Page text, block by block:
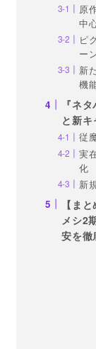
原
中
ピ
ー
新
機
『ネ
と新
従
実
化
新
【ま
メシ2
安を徹